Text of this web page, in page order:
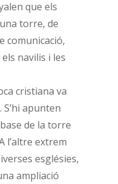
que els
torre, de
comunicació,
navilis i les
cristiana va
apunten
de la torre
l’altre extrem
esglésies,
ampliació